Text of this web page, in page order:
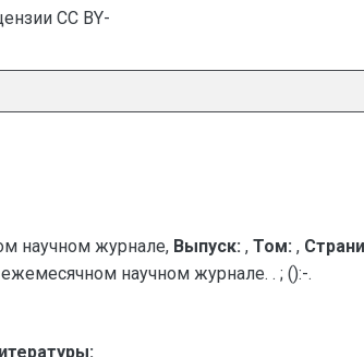
CC BY-
научном журнале, Выпуск: , Том: ,
научном журнале. . ; ():-.